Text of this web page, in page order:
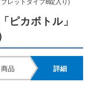
ピカボトル」
商品 詳細